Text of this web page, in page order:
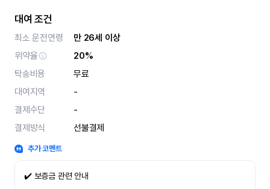
대여 조건
최소 운전연령
만 26세 이상
위약율
20%
탁송비용
무료
대여지역
-
결제수단
-
결제방식
선불결제
추가 코멘트
✔️ 보증금 관련 안내